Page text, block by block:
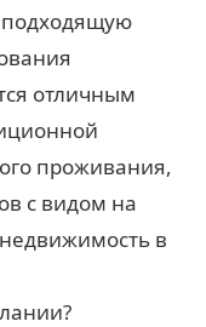
отличным
проживания,
с видом на
в